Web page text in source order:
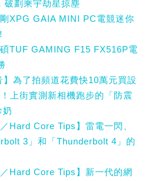
破劃乘宇劫星掠塵
XPG GAIA MINI PC電競迷你
TUF GAMING F15 FX516P電
為了拍頻道花費快10萬元買設
上街實測新相機跑步的「防震
奶
Hard Core Tips】雷電一閃、
3」和「Thunderbolt 4」的
Hard Core Tips】新一代的網